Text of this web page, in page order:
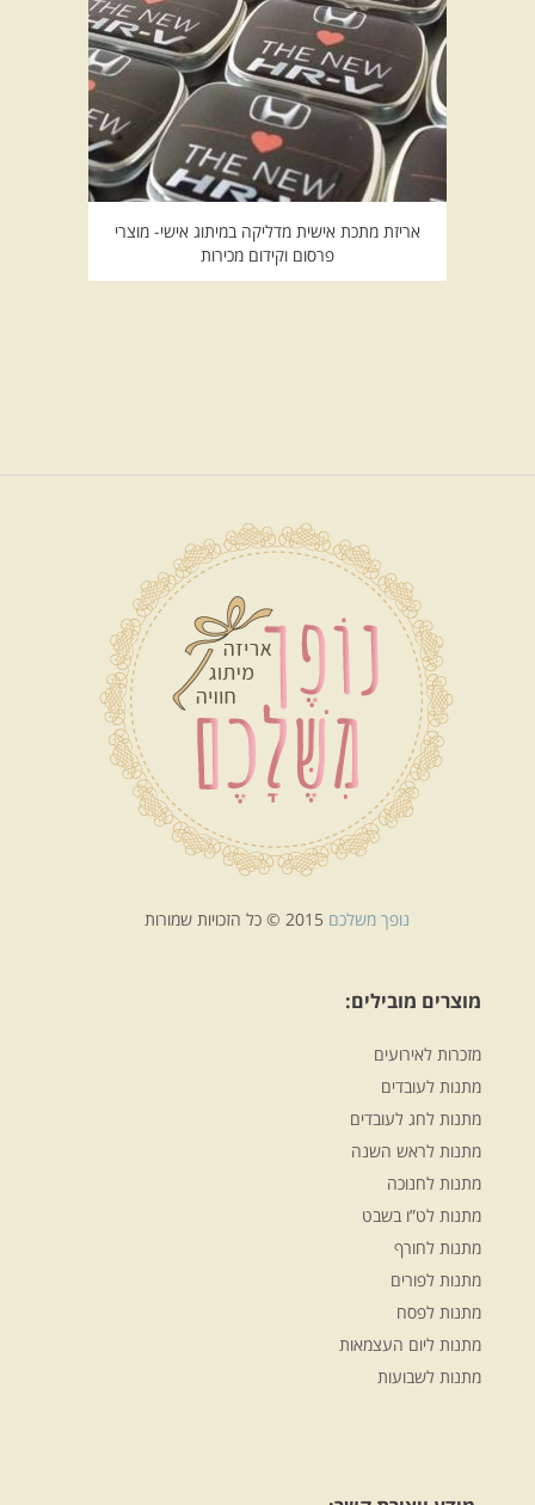
אריזת מתכת אישית מדליקה במיתוג אישי- מוצרי
פרסום וקידום מכירות
נופך משלכם
מוצרים מובילים:
מזכרות לאירועים
מתנות לעובדים
מתנות לחג לעובדים
מתנות לראש השנה
מתנות לחנוכה
מתנות לט”ו בשבט
מתנות לחורף
מתנות לפורים
מתנות לפסח
מתנות ליום העצמאות
מתנות לשבועות